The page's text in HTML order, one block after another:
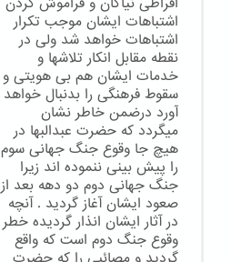
اشتباهات ایشان موجب تکرار
اشتباهات خواهد شد ولی در
نقطه مقابل انکار تلاشها و
خدمات ایشان هم بی هویتی و
سقوط فرهنگی را بدنبال خواهد
آورد درضمن خاطر نشان
میگردد که حضرت عبدالبها در
هیچ جا وقوع جنگ جهانی سوم
را پیش بینی ننموده اند زیرا
جنگ جهانی دوم دو دهه بعد از
صعود ایشان آغاز گردید . آنچه
در آثار ایشان انذار گردیده خطر
وقوع جنگ دوم است که واقع